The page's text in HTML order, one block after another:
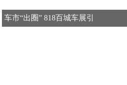
车市“出圈” 818百城车展引